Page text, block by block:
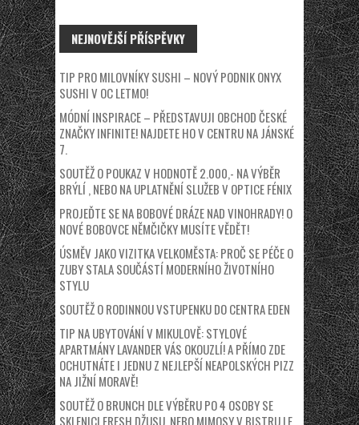
NEJNOVĚJŠÍ PŘÍSPĚVKY
TIP PRO MILOVNÍKY SUSHI – NOVÝ PODNIK ONYX
SUSHI V OC LETMO!
MÓDNÍ INSPIRACE – PŘEDSTAVUJI OBCHOD ČESKÉ
ZNAČKY INFINITE! NAJDETE HO V CENTRU NA JÁNSKÉ
7.
SOUTĚŽ O POUKAZ V HODNOTĚ 2.000,- NA VÝBĚR
BRÝLÍ , NEBO NA UPLATNĚNÍ SLUŽEB V OPTICE FÉNIX
PROJEĎTE SE NA BOBOVÉ DRÁZE NAD VINOHRADY! O
NOVÉ BOBOVCE NĚMČIČKY MUSÍTE VĚDĚT!
ÚSMĚV JAKO VIZITKA VELKOMĚSTA: PROČ SE PÉČE O
ZUBY STALA SOUČÁSTÍ MODERNÍHO ŽIVOTNÍHO
STYLU
SOUTĚŽ O RODINNOU VSTUPENKU DO CENTRA EDEN
TIP NA UBYTOVÁNÍ V MIKULOVĚ: STYLOVÉ
APARTMÁNY LAVANDER VÁS OKOUZLÍ! A PŘÍMO ZDE
OCHUTNÁTE I JEDNU Z NEJLEPŠÍ NEAPOLSKÝCH PIZZ
NA JIŽNÍ MORAVĚ!
SOUTĚŽ O BRUNCH DLE VÝBĚRU PO 4 OSOBY SE
SKLENICI FRESH DŽUSU, NEBO MIMOSY V BISTRU LE